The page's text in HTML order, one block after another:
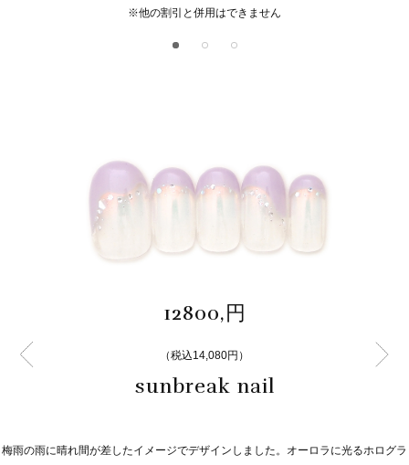
※他の割引と併用はできません
12800,円
（税込14,080円）
sunbreak nail
梅雨の雨に晴れ間が差したイメージでデザインしました。オーロラに光るホログラ